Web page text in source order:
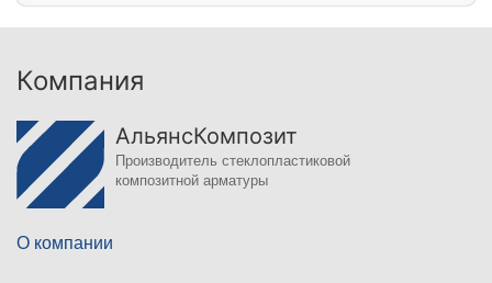
Компания
АльянсКомпозит
Производитель стеклопластиковой
композитной арматуры
О компании